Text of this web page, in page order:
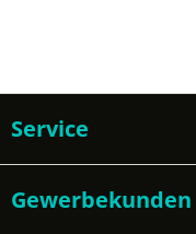
Service
Gewerbekunden